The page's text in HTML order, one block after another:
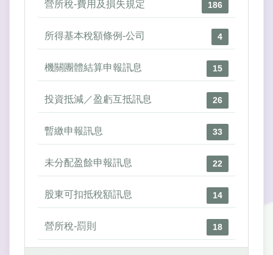
營所稅-費用及損失規定 186
所得基本稅額條例-公司 4
機關團體結算申報訊息 15
投資抵減／盈虧互抵訊息 26
暫繳申報訊息 33
未分配盈餘申報訊息 22
股東可扣抵稅額訊息 14
營所稅-罰則 18